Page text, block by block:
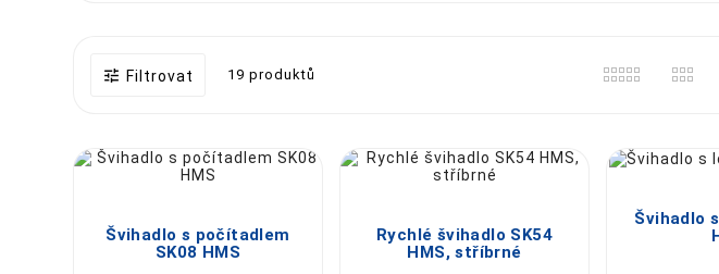
✔️ Modely s ložisky pro extra rychlost
pod 150 cm 210 cm
 Filtrovat 19 produktů
Švihadlo s počítadlem
SK08 HMS
Rychlé švihadlo SK54
HMS, stříbrné
Švihadlo